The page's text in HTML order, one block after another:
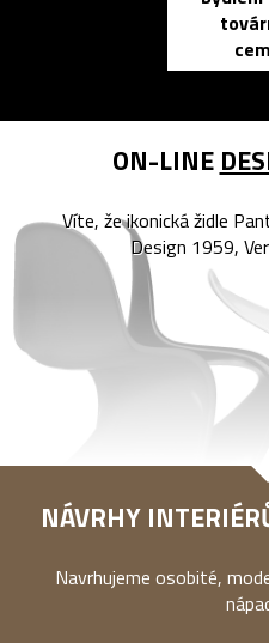
ON-LINE
Víte, že ikonická židle
Design 1959,
NÁVRHY
Navrhujeme osobité,